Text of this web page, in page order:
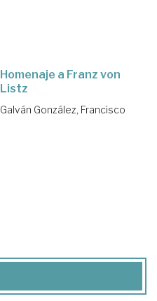
Homenaje a Franz von
Listz
Galván González, Francisco